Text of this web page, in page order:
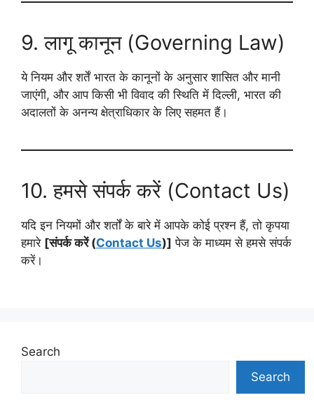
9. लागू कानून (Governing Law)
ये नियम और शर्तें भारत के कानूनों के अनुसार शासित और मानी
जाएंगी, और आप किसी भी विवाद की स्थिति में दिल्ली, भारत की
अदालतों के अनन्य क्षेत्राधिकार के लिए सहमत हैं।
10. हमसे संपर्क करें (Contact Us)
यदि इन नियमों और शर्तों के बारे में आपके कोई प्रश्न हैं, तो कृपया
हमारे [संपर्क करें (Contact Us)] पेज के माध्यम से हमसे संपर्क
करें।
Search
Search